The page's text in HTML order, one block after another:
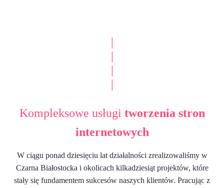
|
|
|
|
Kompleksowe usługi tworzenia stron
internetowych
W ciągu ponad dziesięciu lat działalności zrealizowaliśmy w
Czarna Białostocka i okolicach kilkadziesiąt projektów, które
stały się fundamentem sukcesów naszych klientów. Pracując z